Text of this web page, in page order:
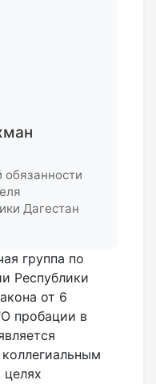
Дагестан
группа по
Республики
от 6
пробации в